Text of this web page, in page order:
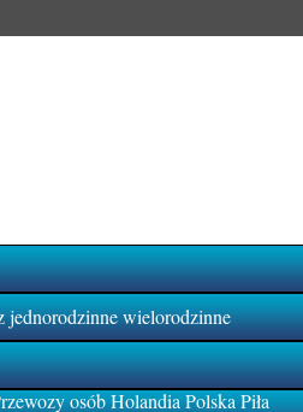
wielorodzinne
osób Holandia Polska Piła